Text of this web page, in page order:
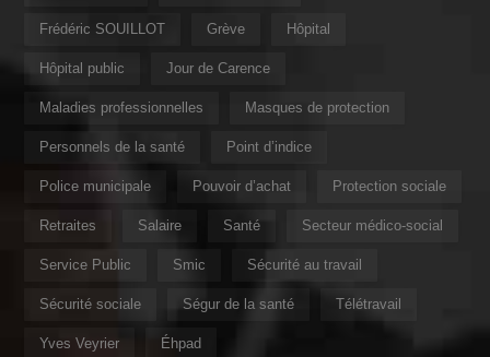
Frédéric SOUILLOT Grève Hôpital
Hôpital public Jour de Carence
Maladies professionnelles Masques de protection
Personnels de la santé Point d’indice
Police municipale Pouvoir d’achat Protection sociale
Retraites Salaire Santé Secteur médico-social
Service Public Smic Sécurité au travail
Sécurité sociale Ségur de la santé Télétravail
Yves Veyrier Éhpad